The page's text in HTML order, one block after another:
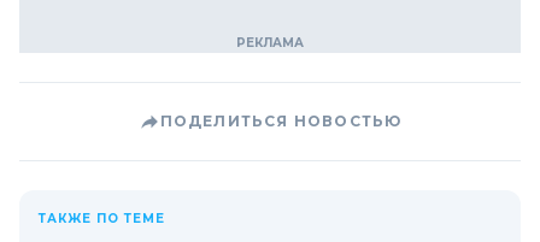
ПОДЕЛИТЬСЯ НОВОСТЬЮ
ТАКЖЕ ПО ТЕМЕ